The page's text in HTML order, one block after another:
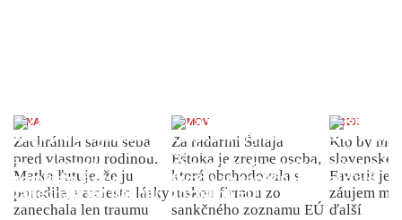
ŽENA
Zachránila samu seba
pred vlastnou rodinou.
Matka ľutuje, že ju
porodila, namiesto lásky
zanechala len traumu
DOMOV
Za radarmi Šutaja
Eštoka je zrejme osoba,
ktorá obchodovala s
ruskou firmou zo
sankčného zoznamu EÚ
INDEX
Kto by
slovenské
Favorit je
záujem
ďalší